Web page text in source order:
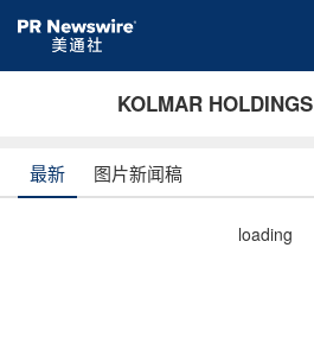
KOLMAR HOLDINGS
最新 图片新闻稿
loading